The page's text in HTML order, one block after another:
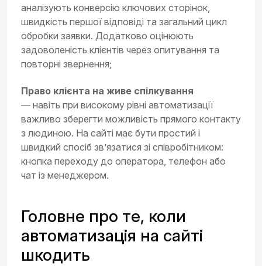
аналізують конверсію ключових сторінок,
швидкість першої відповіді та загальний цикл
обробки заявки. Додатково оцінюють
задоволеність клієнтів через опитування та
повторні звернення;
Право клієнта на живе спілкування
— навіть при високому рівні автоматизації
важливо зберегти можливість прямого контакту
з людиною. На сайті має бути простий і
швидкий спосіб зв’язатися зі співробітником:
кнопка переходу до оператора, телефон або
чат із менеджером.
Головне про те, коли
автоматизація на сайті
шкодить